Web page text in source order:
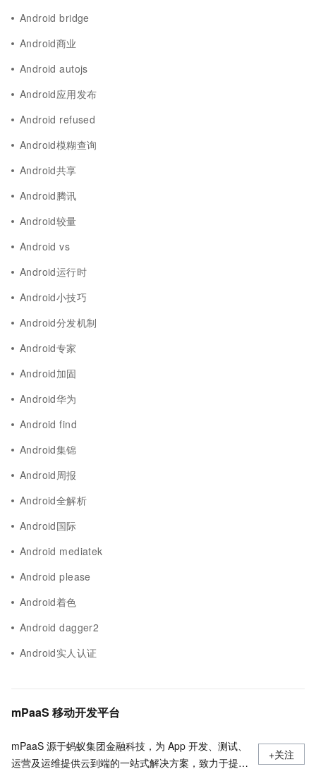
Android bridge
Android商业
Android autojs
Android应用发布
Android refused
Android模糊查询
Android共享
Android腾讯
Android较量
Android vs
Android运行时
Android小技巧
Android分发机制
Android专家
Android加固
Android华为
Android find
Android集锦
Android周报
Android全解析
Android国际
Android mediatek
Android please
Android着色
Android dagger2
Android实人认证
mPaaS 移动开发平台
mPaaS 源于蚂蚁集团金融科技，为 App 开发、测试、
运营及运维提供云到端的一站式解决方案，致力于提供
+关注